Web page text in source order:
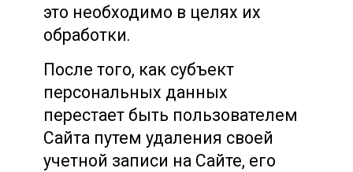
это необходимо в целях их
обработки.
После того, как субъект
персональных данных
перестает быть пользователем
Сайта путем удаления своей
учетной записи на Сайте, его